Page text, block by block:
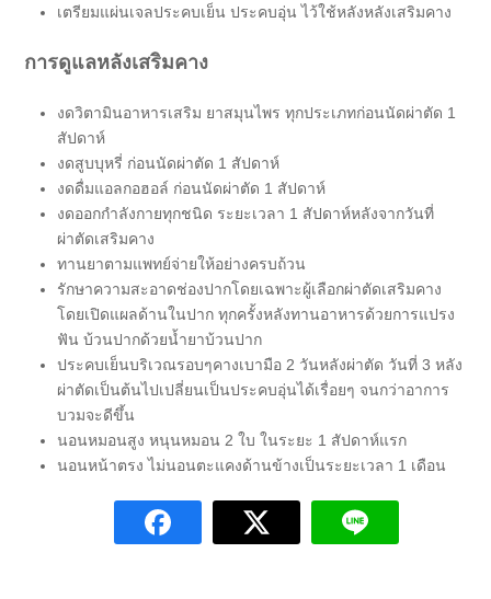
เตรียมแผ่นเจลประคบเย็น ประคบอุ่น ไว้ใช้หลังหลังเสริมคาง
การดูแลหลังเสริมคาง
งดวิตามินอาหารเสริม ยาสมุนไพร ทุกประเภทก่อนนัดผ่าตัด 1
สัปดาห์
งดสูบบุหรี่ ก่อนนัดผ่าตัด 1 สัปดาห์
งดดื่มแอลกอฮอล์ ก่อนนัดผ่าตัด 1 สัปดาห์
งดออกกำลังกายทุกชนิด ระยะเวลา 1 สัปดาห์หลังจากวันที่
ผ่าตัดเสริมคาง
ทานยาตามแพทย์จ่ายให้อย่างครบถ้วน
รักษาความสะอาดช่องปากโดยเฉพาะผู้เลือกผ่าตัดเสริมคาง
โดยเปิดแผลด้านในปาก ทุกครั้งหลังทานอาหารด้วยการแปรง
ฟัน บ้วนปากด้วยน้ำยาบ้วนปาก
ประคบเย็นบริเวณรอบๆคางเบามือ 2 วันหลังผ่าตัด วันที่ 3 หลัง
ผ่าตัดเป็นต้นไปเปลี่ยนเป็นประคบอุ่นได้เรื่อยๆ จนกว่าอาการ
บวมจะดีขึ้น
นอนหมอนสูง หนุนหมอน 2 ใบ ในระยะ 1 สัปดาห์แรก
นอนหน้าตรง ไม่นอนตะแคงด้านข้างเป็นระยะเวลา 1 เดือน